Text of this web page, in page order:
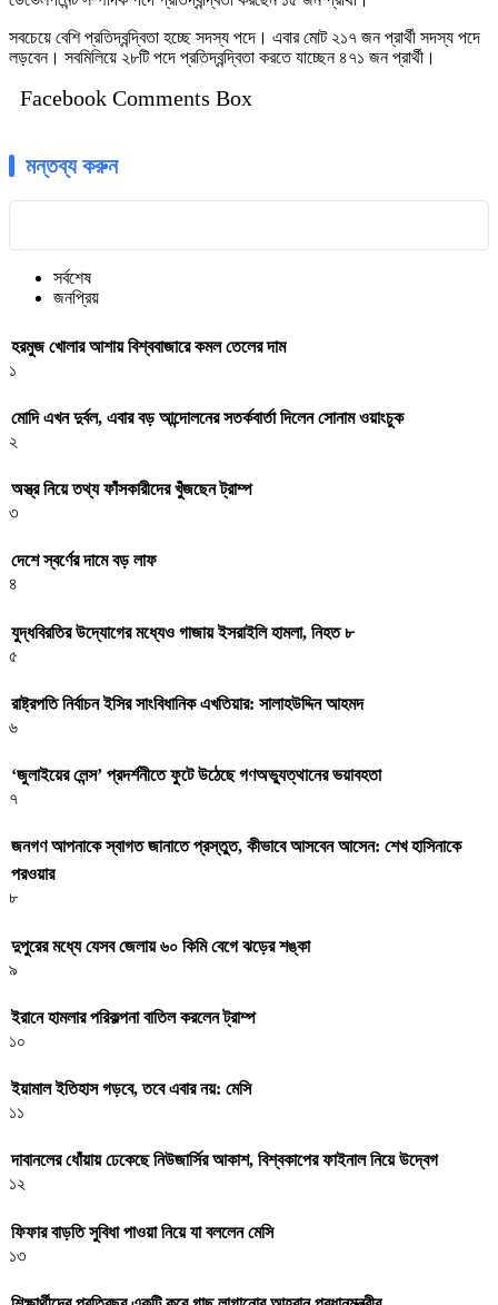
সবচেয়ে বেশি প্রতিদ্বন্দ্বিতা হচ্ছে সদস্য পদে। এবার মোট ২১৭ জন প্রার্থী সদস্য পদে
লড়বেন। সবমিলিয়ে ২৮টি পদে প্রতিদ্বন্দ্বিতা করতে যাচ্ছেন ৪৭১ জন প্রার্থী।
Facebook Comments Box
মন্তব্য করুন
সর্বশেষ
জনপ্রিয়
হরমুজ খোলার আশায় বিশ্ববাজারে কমল তেলের দাম
১
মোদি এখন দুর্বল, এবার বড় আন্দোলনের সতর্কবার্তা দিলেন সোনাম ওয়াংচুক
২
অস্ত্র নিয়ে তথ্য ফাঁসকারীদের খুঁজছেন ট্রাম্প
৩
দেশে স্বর্ণের দামে বড় লাফ
৪
যুদ্ধবিরতির উদ্যোগের মধ্যেও গাজায় ইসরাইলি হামলা, নিহত ৮
৫
রাষ্ট্রপতি নির্বাচন ইসির সাংবিধানিক এখতিয়ার: সালাহউদ্দিন আহমদ
৬
‘জুলাইয়ের লেন্স’ প্রদর্শনীতে ফুটে উঠেছে গণঅভ্যুত্থানের ভয়াবহতা
৭
জনগণ আপনাকে স্বাগত জানাতে প্রস্তুত, কীভাবে আসবেন আসেন: শেখ হাসিনাকে
পরওয়ার
৮
দুপুরের মধ্যে যেসব জেলায় ৬০ কিমি বেগে ঝড়ের শঙ্কা
৯
ইরানে হামলার পরিকল্পনা বাতিল করলেন ট্রাম্প
১০
ইয়ামাল ইতিহাস গড়বে, তবে এবার নয়: মেসি
১১
দাবানলের ধোঁয়ায় ঢেকেছে নিউজার্সির আকাশ, বিশ্বকাপের ফাইনাল নিয়ে উদ্বেগ
১২
ফিফার বাড়তি সুবিধা পাওয়া নিয়ে যা বললেন মেসি
১৩